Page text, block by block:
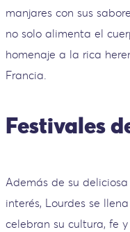
manjares con sus
no solo alimenta el
homenaje a la rica
Francia.
Festivales
Además de su
interés, Lourdes se
celebran su cultura, fe